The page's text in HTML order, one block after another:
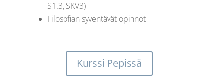
S1.3, SKV3)
Filosofian syventävät opinnot
Kurssi Pepissä